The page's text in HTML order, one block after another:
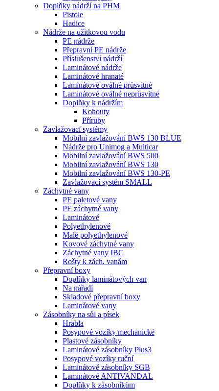
Doplňky nádrží na PHM
Pistole
Hadice
Nádrže na užitkovou vodu
PE nádrže
Přepravní PE nádrže
Příslušenství nádrží
Laminátové nádrže
Laminátové hranaté
Laminátové oválné průsvitné
Laminátové oválné neprůsvitné
Doplňky k nádržím
Kohouty
Příruby
Zavlažovací systémy
Mobilní zavlažování BWS 130 BLUE
Nádrže pro Unimog a Multicar
Mobilní zavlažování BWS 500
Mobilní zavlažování BWS 130
Mobilní zavlažování BWS 130-PE
Zavlažovací systém SMALL
Záchytné vany
PE paletové vany
PE záchytné vany
Laminátové
Polyethylenové
Malé polyethylenové
Kovové záchytné vany
Záchytné vany IBC
Rošty k zách. vanám
Přepravní boxy
Doplňky laminátových van
Na nářadí
Skladové přepravní boxy
Laminátové vany
Zásobníky na sůl a písek
Hrabla
Posypové vozíky mechanické
Plastové zásobníky
Laminátové zásobníky Plus3
Posypové vozíky ruční
Laminátové zásobníky SGB
Laminátové ANTIVANDAL
Doplňky k zásobníkům